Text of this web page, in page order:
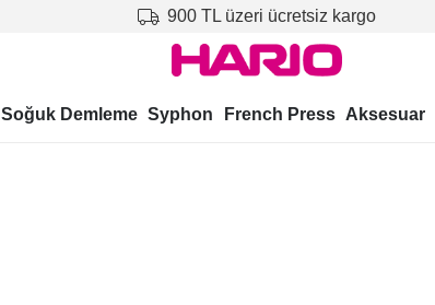
900 TL üzeri ücretsiz kargo
Soğuk Demleme Syphon French Press Aksesuar